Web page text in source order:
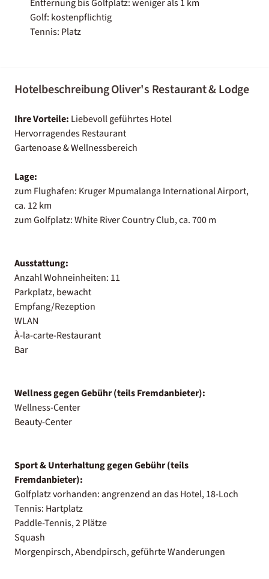
Entfernung bis Golfplatz: weniger als 1 km
Golf: kostenpflichtig
Tennis: Platz
Hotelbeschreibung Oliver's Restaurant & Lodge
Ihre Vorteile: Liebevoll geführtes Hotel
Hervorragendes Restaurant
Gartenoase & Wellnessbereich
Lage:
zum Flughafen: Kruger Mpumalanga International Airport,
ca. 12 km
zum Golfplatz: White River Country Club, ca. 700 m
Ausstattung:
Anzahl Wohneinheiten: 11
Parkplatz, bewacht
Empfang/Rezeption
WLAN
À-la-carte-Restaurant
Bar
Wellness gegen Gebühr (teils Fremdanbieter):
Wellness-Center
Beauty-Center
Sport & Unterhaltung gegen Gebühr (teils
Fremdanbieter):
Golfplatz vorhanden: angrenzend an das Hotel, 18-Loch
Tennis: Hartplatz
Paddle-Tennis, 2 Plätze
Squash
Morgenpirsch, Abendpirsch, geführte Wanderungen